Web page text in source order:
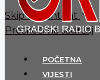
Skip to content
Preskoči na sadržaj
POČETNA
VIJESTI